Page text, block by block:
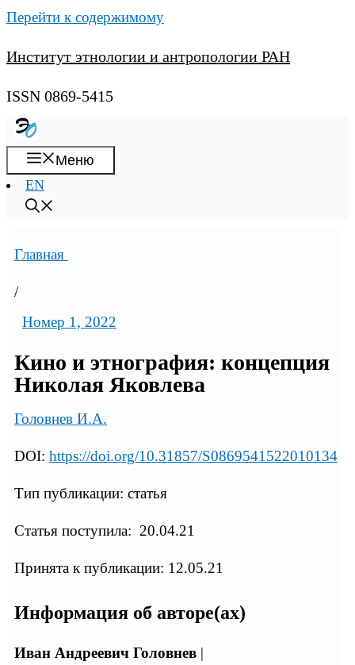
Перейти к содержимому
Институт этнологии и антропологии РАН
ISSN 0869-5415
Меню
EN
Главная
/
Номер 1, 2022
Кино и этнография: концепция
Николая Яковлева
Головнев И.А.
DOI: https://doi.org/10.31857/S0869541522010134
Тип публикации: статья
Статья поступила: 20.04.21
Принята к публикации: 12.05.21
Информация об авторе(ах)
Иван Андреевич Головнев |